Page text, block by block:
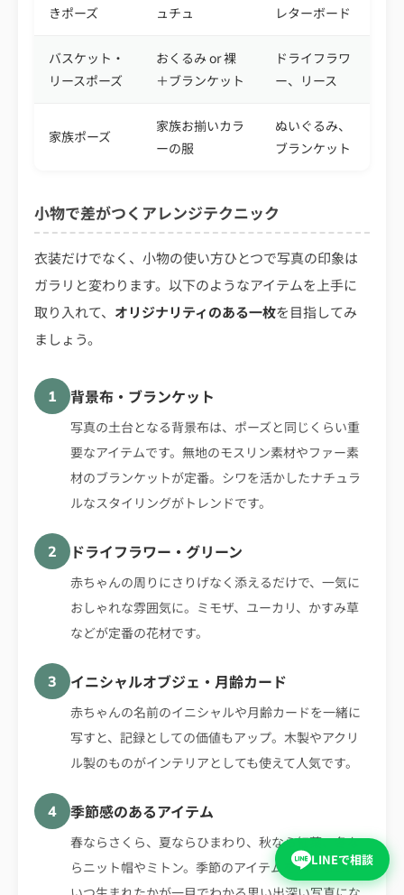
きポーズ
ュチュ
レターボード
バスケット・
リースポーズ
おくるみ or 裸
＋ブランケット
ドライフラワ
ー、リース
家族ポーズ
家族お揃いカラ
ーの服
ぬいぐるみ、
ブランケット
小物で差がつくアレンジテクニック
衣装だけでなく、小物の使い方ひとつで写真の印象は
ガラリと変わります。以下のようなアイテムを上手に
取り入れて、 オリジナリティのある一枚を目指してみ
ましょう。
1 背景布・ブランケット
写真の土台となる背景布は、ポーズと同じくらい重
要なアイテムです。無地のモスリン素材やファー素
材のブランケットが定番。シワを活かしたナチュラ
ルなスタイリングがトレンドです。
2 ドライフラワー・グリーン
赤ちゃんの周りにさりげなく添えるだけで、一気に
おしゃれな雰囲気に。ミモザ、ユーカリ、かすみ草
などが定番の花材です。
3 イニシャルオブジェ・月齢カード
赤ちゃんの名前のイニシャルや月齢カードを一緒に
写すと、記録としての価値もアップ。木製やアクリ
ル製のものがインテリアとしても使えて人気です。
4 季節感のあるアイテム
春ならさくら、夏ならひまわり、秋なら紅葉、冬な
らニット帽やミトン。季節のアイテムを添えると、
LINEで相談